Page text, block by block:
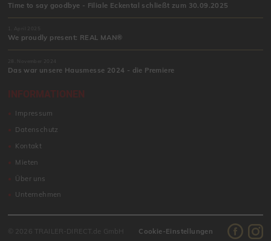
Time to say goodbye - Filiale Eckental schließt zum 30.09.2025
1. April 2025
We proudly present: REAL MAN®
28. November 2024
Das war unsere Hausmesse 2024 - die Premiere
INFORMATIONEN
Impressum
Datenschutz
Kontakt
Mieten
Über uns
Unternehmen
© 2026 TRAILER-DIRECT.de GmbH Cookie-Einstellungen